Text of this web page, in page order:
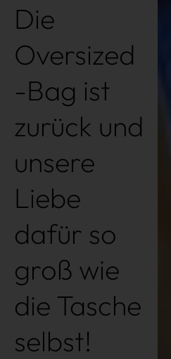
Die
Oversized
-Bag ist
zurück und
unsere
Liebe
dafür so
groß wie
die Tasche
selbst!